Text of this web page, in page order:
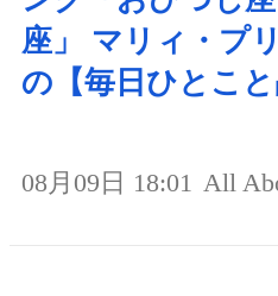
座」 マリィ・プ
の【毎日ひとこと
08月09日 18:01 All